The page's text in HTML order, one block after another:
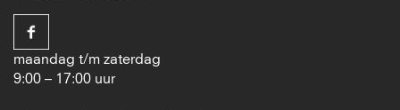
maandag t/m zaterdag
9:00 – 17:00 uur